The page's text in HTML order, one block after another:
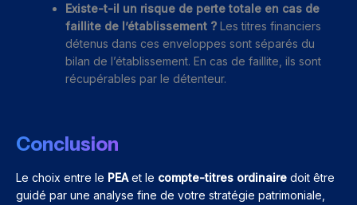
Existe-t-il un risque de perte totale en cas de
faillite de l’établissement ? Les titres financiers
détenus dans ces enveloppes sont séparés du
bilan de l’établissement. En cas de faillite, ils sont
récupérables par le détenteur.
Conclusion
Le choix entre le PEAet le compte-titres ordinaire doit être
guidé par une analyse fine de votre stratégie patrimoniale,